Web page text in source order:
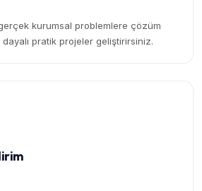
kurumsal problemlere çözüm
pratik projeler geliştirirsiniz.